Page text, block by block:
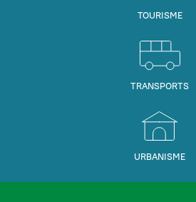
TOURISME
TRANSPORTS
URBANISME